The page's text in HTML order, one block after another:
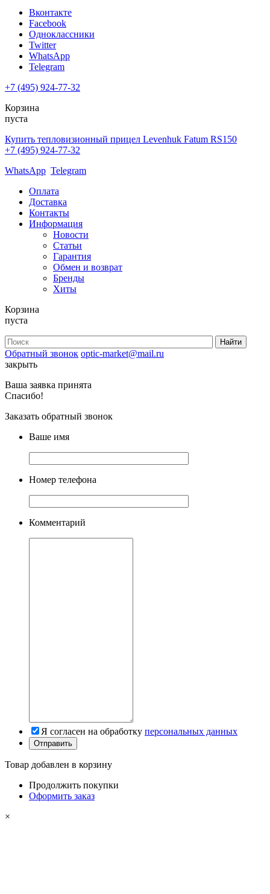
Вконтакте
Facebook
Одноклассники
Twitter
WhatsApp
Telegram
+7 (495) 924-77-32
Корзина
пуста
Купить тепловизионный прицел Levenhuk Fatum RS150
+7 (495) 924-77-32
WhatsApp Telegram
Оплата
Доставка
Контакты
Информация
Новости
Статьи
Гарантия
Обмен и возврат
Бренды
Хиты
Корзина
пуста
Обратный звонок optic-market@mail.ru
закрыть
Ваша заявка принята
Спасибо!
Заказать обратный звонок
Ваше имя
Номер телефона
Комментарий
Я согласен на обработку персональных данных
Товар добавлен в корзину
Продолжить покупки
Оформить заказ
×